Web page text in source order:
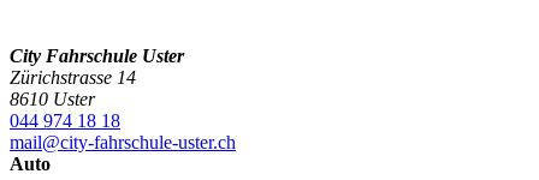
City Fahrschule Uster
Zürichstrasse 14
8610 Uster
044 974 18 18
mail@city-fahrschule-uster.ch
Auto